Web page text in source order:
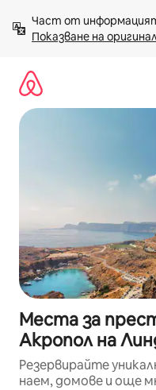
към
съдържанието
Показване на
Места за
Акропол на
Резервирайте
наем, домове и още